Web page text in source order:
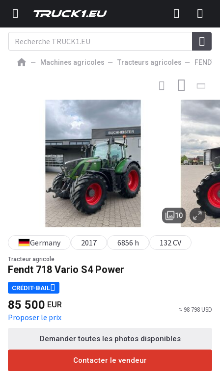
Machines agricoles Tracteurs agricoles FENDT
Tracteur agricole
Fendt 718 Vario S4 Power
10
Germany 2017 6856 h 132 CV
CRÉDIT-BAIL
85 500 EUR
Proposer le prix
≈ 98 798 USD
Demander toutes les photos disponibles
Contacter le vendeur